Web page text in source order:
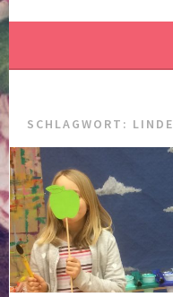
SCHLAGWORT: